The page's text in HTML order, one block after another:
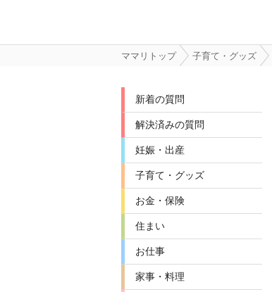
ママリトップ 子育て・グッズ
新着の質問
解決済みの質問
妊娠・出産
子育て・グッズ
お金・保険
住まい
お仕事
家事・料理